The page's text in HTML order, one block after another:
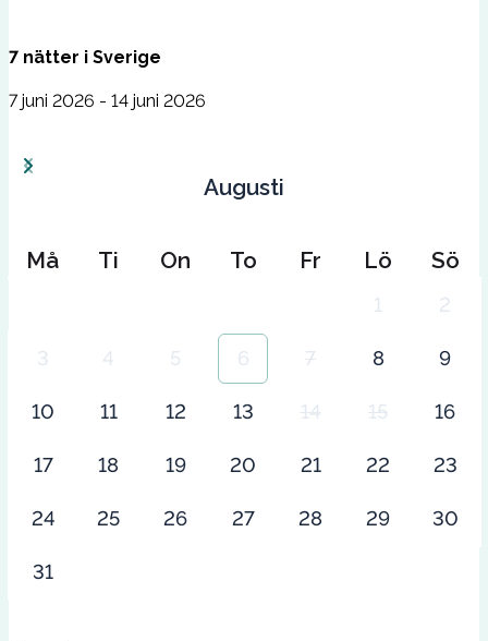
7 nätter i Sverige
7 juni 2026 - 14 juni 2026
Augusti
Må Ti On To Fr Lö Sö
1 2
3 4 5 6 7 8 9
10 11 12 13 14 15 16
17 18 19 20 21 22 23
24 25 26 27 28 29 30
31